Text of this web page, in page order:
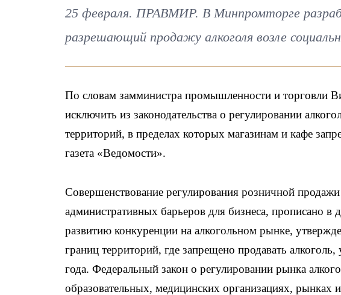
25 февраля. ПРАВМИР. В Минпромторге
разрешающий продажу алкоголя возле
По словам замминистра промышленности и торговли
исключить из законодательства о регулировании
территорий, в пределах которых магазинам и кафе
газета «Ведомости».
Совершенствование регулирования розничной
административных барьеров для бизнеса, прописано в
развитию конкуренции на алкогольном рынке,
границ территорий, где запрещено продавать
года. Федеральный закон о регулировании рынка
образовательных, медицинских организациях, рынках